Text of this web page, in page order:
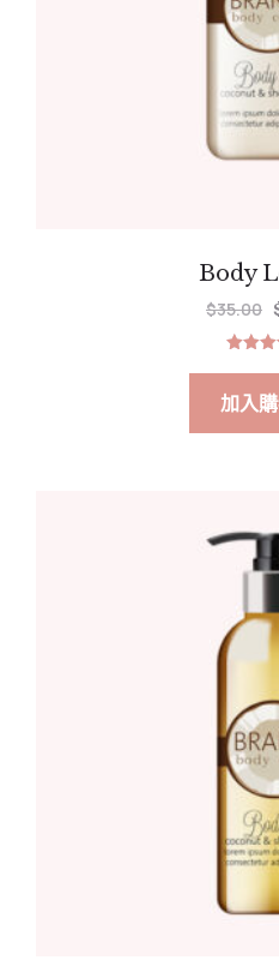
Body
滿
$35.00
加入